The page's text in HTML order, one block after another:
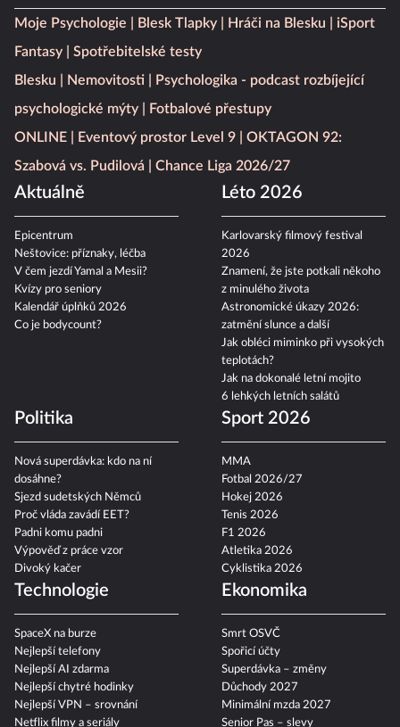
Moje Psychologie Blesk Tlapky Hráči na Blesku
iSport
Fantasy
Spotřebitelské testy
Blesku
Nemovitosti
Psychologika - podcast rozbíjející
psychologické mýty
Fotbalové přestupy
ONLINE
Eventový prostor Level 9
OKTAGON 92:
Szabová vs. Pudilová
Chance Liga 2026/27
Aktuálně
Epicentrum
Neštovice: příznaky, léčba
V čem jezdí Yamal a Mesii?
Kvízy pro seniory
Kalendář úplňků 2026
Co je bodycount?
Léto 2026
Karlovarský filmový festival
2026
Znamení, že jste potkali někoho
z minulého života
Astronomické úkazy 2026:
zatmění slunce a další
Jak obléci miminko při vysokých
teplotách?
Jak na dokonalé letní mojito
6 lehkých letních salátů
Politika
Nová superdávka: kdo na ní
dosáhne?
Sjezd sudetských Němců
Proč vláda zavádí EET?
Padni komu padni
Výpověď z práce vzor
Divoký kačer
Sport 2026
MMA
Fotbal 2026/27
Hokej 2026
Tenis 2026
F1 2026
Atletika 2026
Cyklistika 2026
Technologie
SpaceX na burze
Nejlepší telefony
Nejlepší AI zdarma
Nejlepší chytré hodinky
Nejlepší VPN – srovnání
Netflix filmy a seriály
Ekonomika
Smrt OSVČ
Spořicí účty
Superdávka – změny
Důchody 2027
Minimální mzda 2027
Senior Pas – slevy